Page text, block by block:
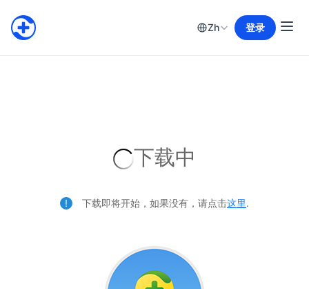
Zh 登录
下载中
下载即将开始，如果没有，请点击这里.